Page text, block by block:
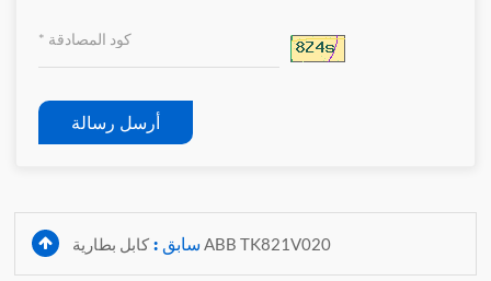
أرسل رسالة
سابق : كابل بطارية ABB TK821V020